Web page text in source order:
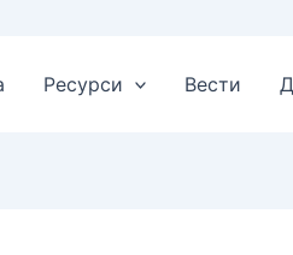
Ресурси Вести